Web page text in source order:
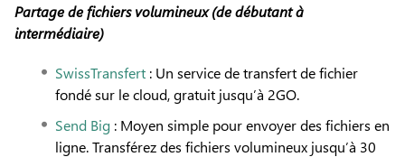
Partage de fichiers volumineux(de débutant à
intermédiaire)
SwissTransfert : Un service de transfert de fichier
fondé sur le cloud, gratuit jusqu’à 2GO.
Send Big : Moyen simple pour envoyer des fichiers en
ligne. Transférez des fichiers volumineux jusqu’à 30